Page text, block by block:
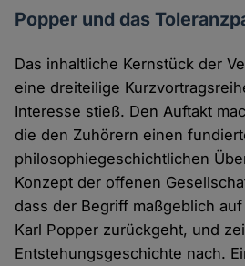
Popper und das
Das inhaltliche Kernstück der
eine dreiteilige
Interesse stieß. Den Auftakt
die den Zuhörern einen
philosophiegeschichtlichen
Konzept der offenen
dass der Begriff maßgeblich
Karl Popper zurückgeht, und
Entstehungsgeschichte nach.